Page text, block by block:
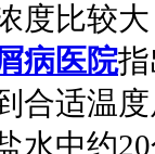
度比较
病医院
合适温
水中约